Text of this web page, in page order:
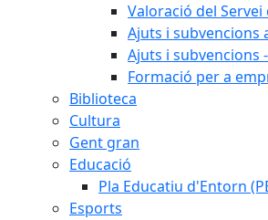
Valoració del Servei
Ajuts i subvencions
Ajuts i subvencions
Formació per a
Biblioteca
Cultura
Gent gran
Educació
Pla Educatiu d'Entorn
Esports